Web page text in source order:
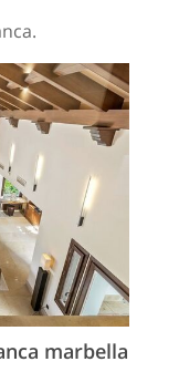
marbella